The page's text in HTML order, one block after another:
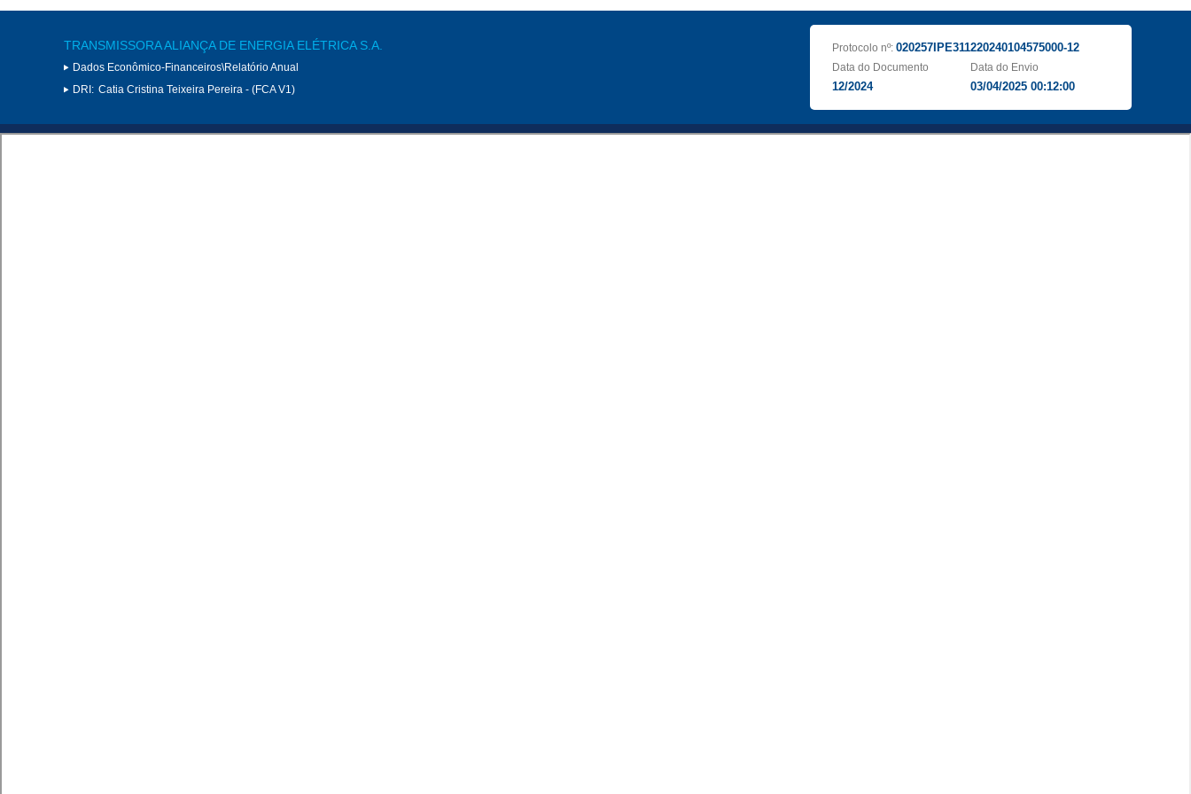
TRANSMISSORA ALIANÇA DE ENERGIA ELÉTRICA S.A.
Dados Econômico-Financeiros\Relatório Anual
DRI: Catia Cristina Teixeira Pereira - (FCA V1)
Protocolo nº: 020257IPE311220240104575000-12
Data do Documento
12/2024
Data do Envio
03/04/2025 00:12:00